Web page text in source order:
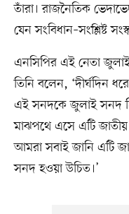
তাঁরা। রাজনৈতিক
যেন সংবিধান–সংশ্লিষ্ট
এনসিপির এই নেতা
তিনি বলেন, ‘দীর্ঘদিন
এই সনদকে জুলাই সনদ
মাঝপথে এসে এটি জাতীয়
আমরা সবাই জানি এটি
সনদ হওয়া উচিত।’